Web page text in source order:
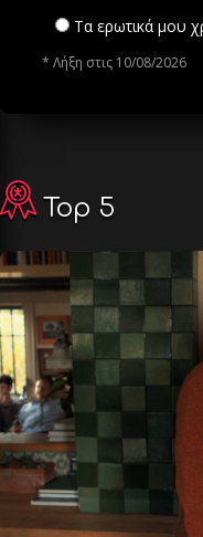
Τα ερωτικά μου
* Λήξη στις 10/08/2026
Top 5